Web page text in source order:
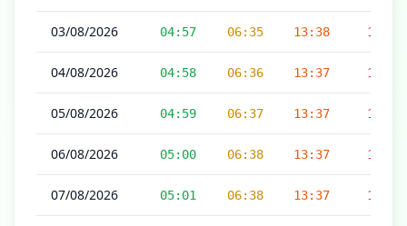
03/08/2026 04:57 06:35 13:38 17:17
04/08/2026 04:58 06:36 13:37 17:16
05/08/2026 04:59 06:37 13:37 17:16
06/08/2026 05:00 06:38 13:37 17:16
07/08/2026 05:01 06:38 13:37 17:16